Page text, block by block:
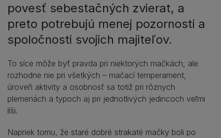
povesť sebestačných zvierat, a
preto potrebujú menej pozornosti a
spoločnosti svojich majiteľov.
To síce môže byť pravda pri niektorých mačkách, ale
rozhodne nie pri všetkých – mačací temperament,
úroveň aktivity a osobnosť sa totiž pri rôznych
plemenách a typoch aj pri jednotlivých jedincoch veľmi
líši.
Napriek tomu, že staré dobré strakaté mačky boli po